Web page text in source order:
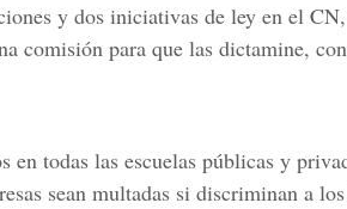
y dos iniciativas de ley en el
comisión para que las dictamine,
en todas las escuelas públicas y
sean multadas si discriminan a